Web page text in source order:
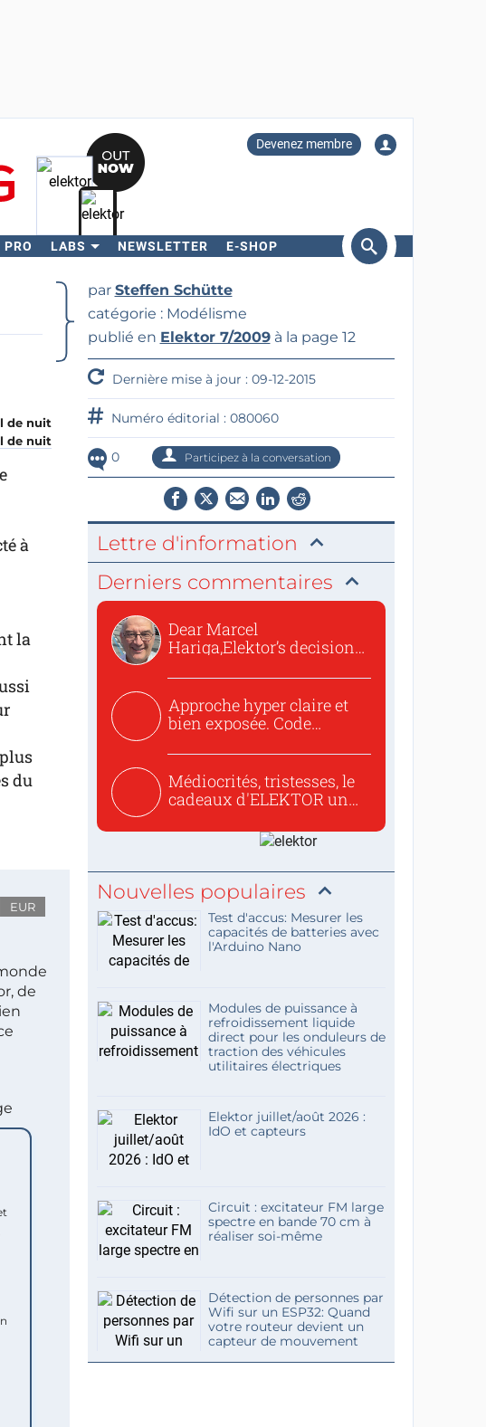
Devenez membre
PRO LABS NEWSLETTER E-SHOP
Rechercher
de nuit
à
la
du
EUR
de
par Steffen Schütte
catégorie : Modélisme
publié en Elektor 7/2009à la page 12
Dernière mise à jour : 09-12-2015
Numéro éditorial : 080060
0 Participez à la conversation
Lettre d'information
Derniers commentaires
Dear Marcel
Hariga,Elektor’s decision
Approche hyper claire et
bien exposée. Code
Médiocrités, tristesses, le
cadeaux d'ELEKTOR un
Nouvelles populaires
Test d'accus: Mesurer les
capacités de batteries avec
l'Arduino Nano
Modules de puissance à
refroidissement liquide
direct pour les onduleurs de
traction des véhicules
utilitaires électriques
Elektor juillet/août 2026 :
IdO et capteurs
Circuit : excitateur FM large
spectre en bande 70 cm à
réaliser soi-même
Détection de personnes par
Wifi sur un ESP32: Quand
votre routeur devient un
capteur de mouvement